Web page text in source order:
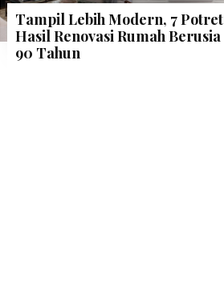
Tampil Lebih Modern, 7 Potret
Hasil Renovasi Rumah Berusia
90 Tahun